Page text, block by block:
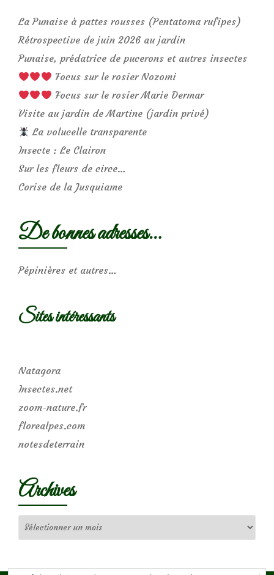
La Punaise à pattes rousses (Pentatoma rufipes)
Rétrospective de juin 2026 au jardin
Punaise, prédatrice de pucerons et autres insectes
Focus sur le rosier Nozomi
Focus sur le rosier Marie Dermar
Visite au jardin de Martine (jardin privé)
La volucelle transparente
Insecte : Le Clairon
Sur les fleurs de circe…
Corise de la Jusquiame
De bonnes adresses…
Pépinières et autres…
Sites intéressants
Natagora
Insectes.net
zoom-nature.fr
florealpes.com
notesdeterrain
Archives